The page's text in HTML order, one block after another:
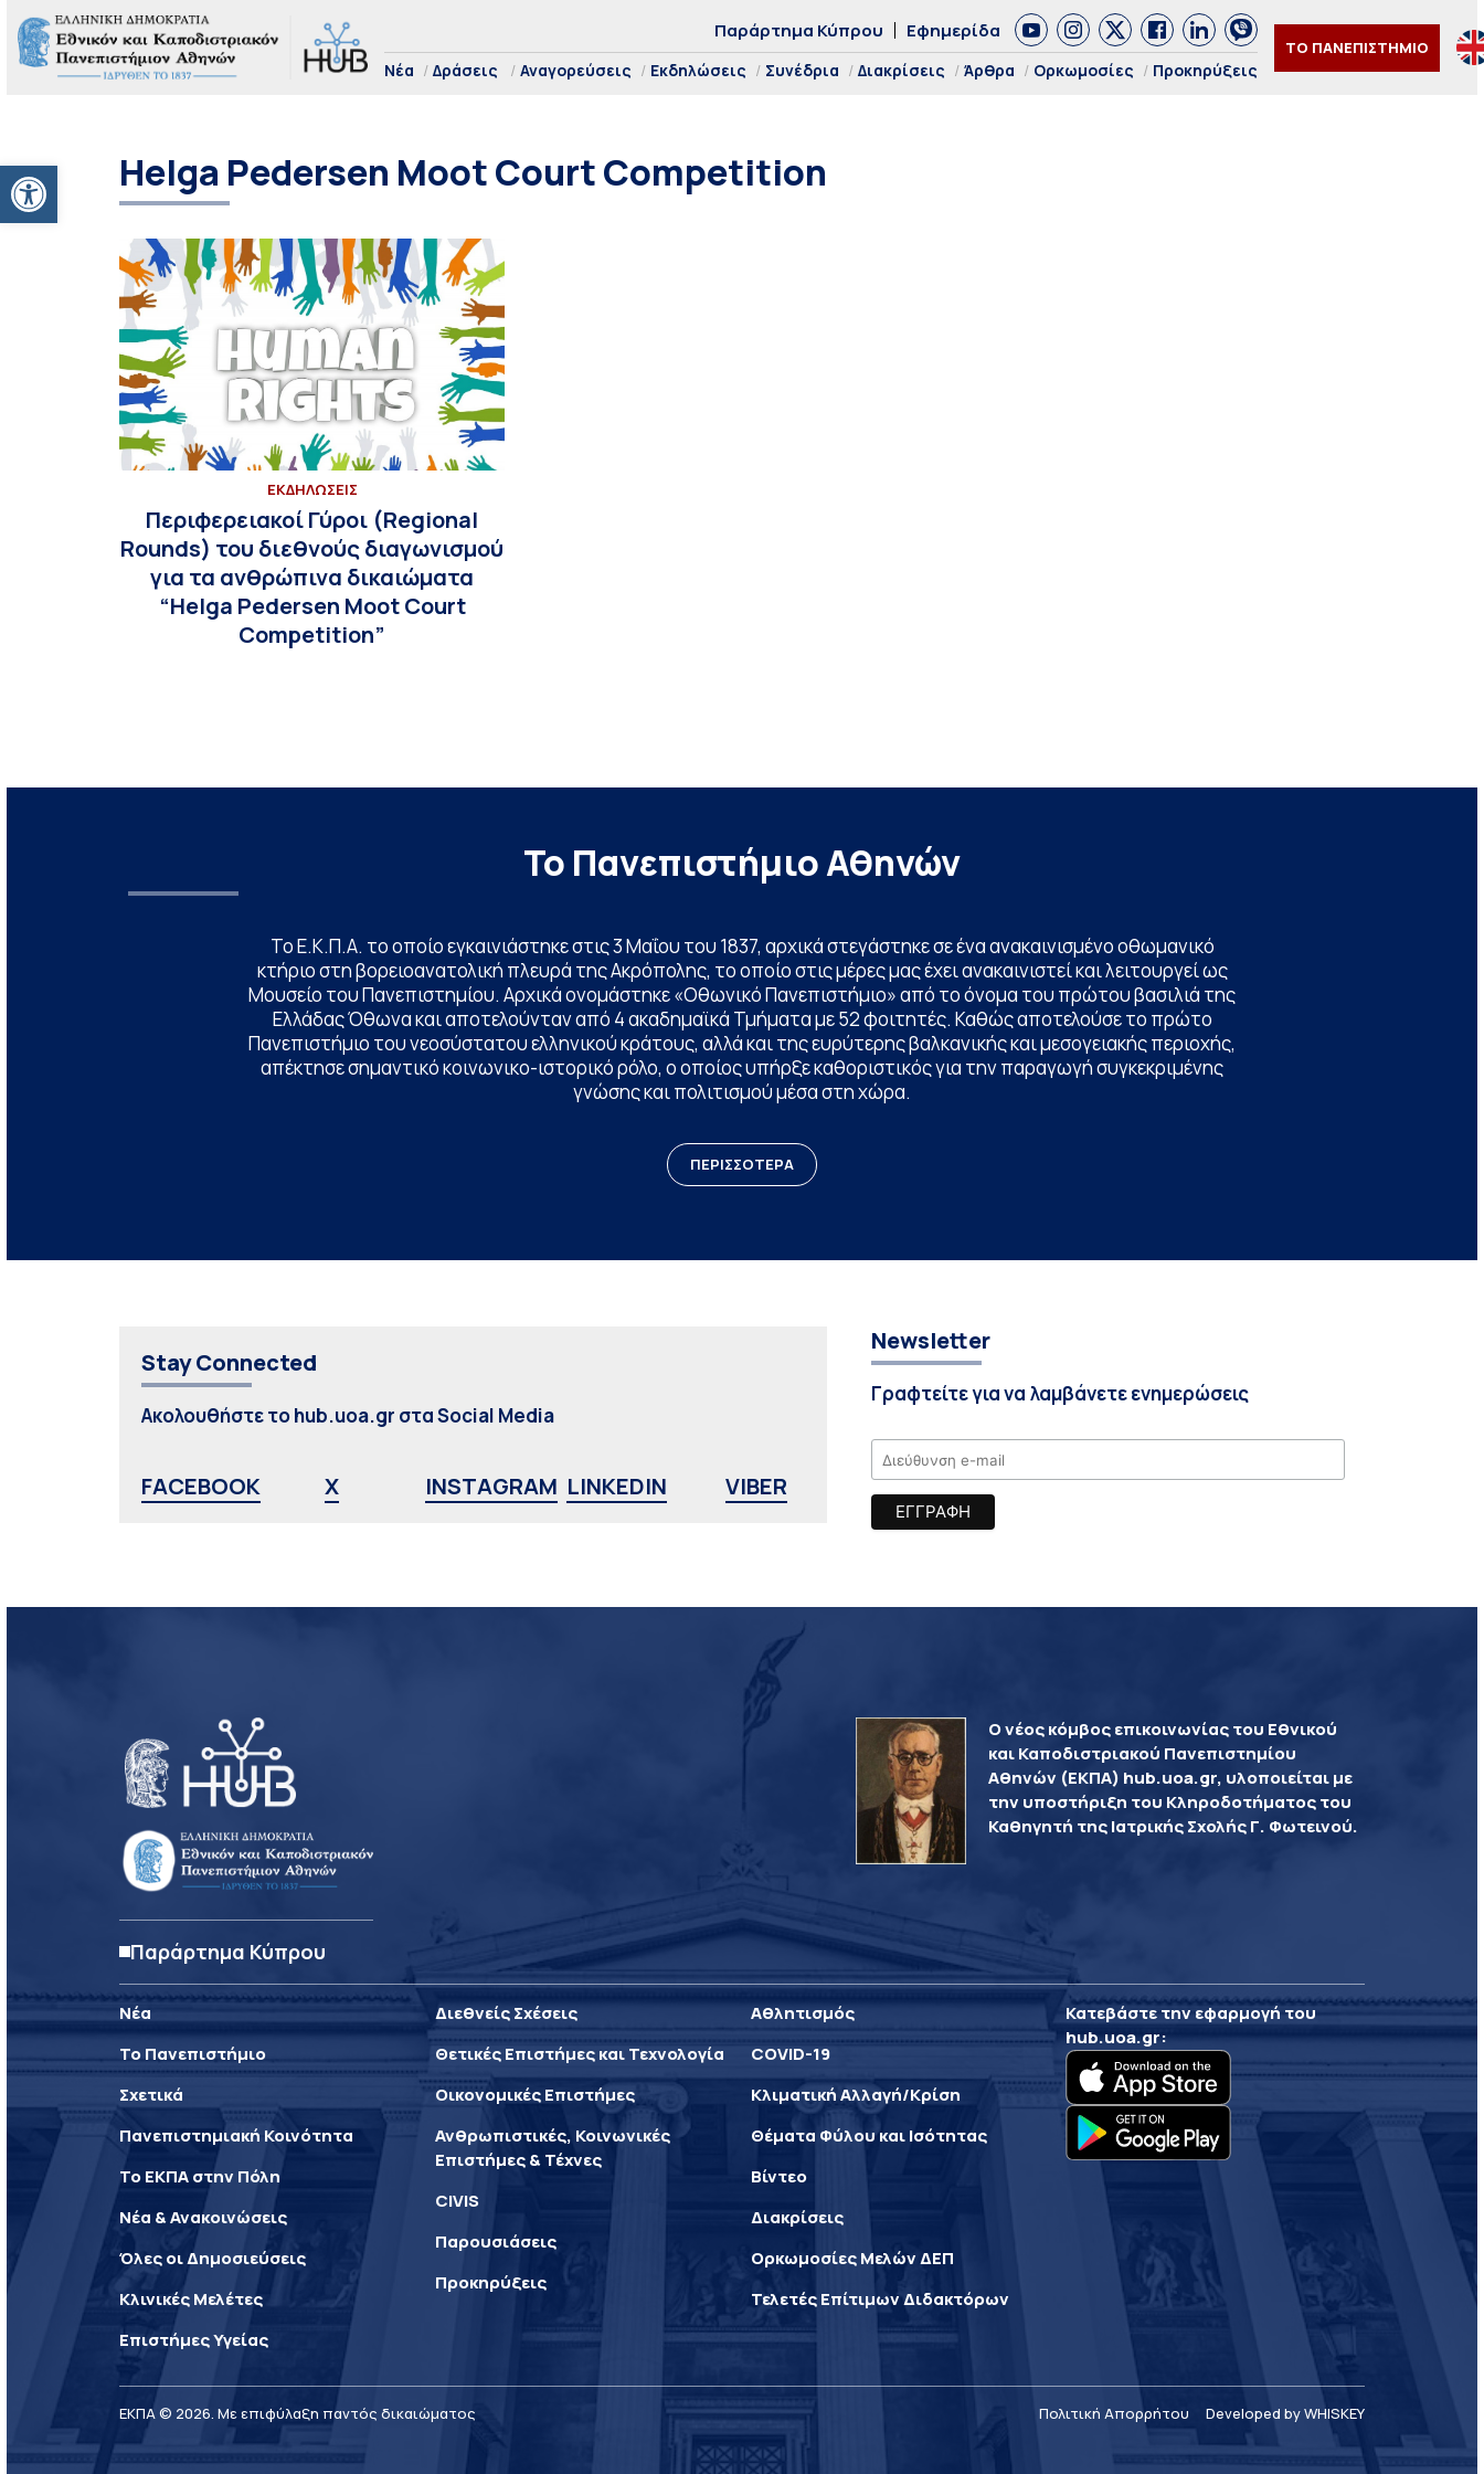
Ανοίξτε τη γραμμή εργαλείων
Παράρτημα Κύπρου Εφημερίδα
Νέα Δράσεις Αναγορεύσεις Εκδηλώσεις Συνέδρια Διακρίσεις Άρθρα Ορκωμοσίες Προκηρύξεις
ΤΟ ΠΑΝΕΠΙΣΤΗΜΙΟ
Helga Pedersen Moot Court Competition
ΕΚΔΗΛΩΣΕΙΣ
Περιφερειακοί Γύροι (Regional
Rounds) του διεθνούς διαγωνισμού
για τα ανθρώπινα δικαιώματα
“Helga Pedersen Moot Court
Competition”
Το Πανεπιστήμιο Αθηνών
Το Ε.Κ.Π.Α. το οποίο εγκαινιάστηκε στις 3 Μαΐου του 1837, αρχικά στεγάστηκε σε ένα ανακαινισμένο οθωμανικό
κτήριο στη βορειοανατολική πλευρά της Ακρόπολης, το οποίο στις μέρες μας έχει ανακαινιστεί και λειτουργεί ως
Μουσείο του Πανεπιστημίου. Αρχικά ονομάστηκε «Οθωνικό Πανεπιστήμιο» από το όνομα του πρώτου βασιλιά της
Ελλάδας Όθωνα και αποτελούνταν από 4 ακαδημαϊκά Τμήματα με 52 φοιτητές. Καθώς αποτελούσε το πρώτο
Πανεπιστήμιο του νεοσύστατου ελληνικού κράτους, αλλά και της ευρύτερης βαλκανικής και μεσογειακής περιοχής,
απέκτησε σημαντικό κοινωνικο-ιστορικό ρόλο, ο οποίος υπήρξε καθοριστικός για την παραγωγή συγκεκριμένης
γνώσης και πολιτισμού μέσα στη χώρα.
ΠΕΡΙΣΣΟΤΕΡΑ
Stay Connected
Ακολουθήστε το hub.uoa.gr στα Social Media
FACEBOOK X INSTAGRAM LINKEDIN VIBER
Newsletter
Γραφτείτε για να λαμβάνετε ενημερώσεις
Παράρτημα Κύπρου
Ο νέος κόμβος επικοινωνίας του Εθνικού
και Καποδιστριακού Πανεπιστημίου
Αθηνών (ΕΚΠΑ) hub.uoa.gr, υλοποιείται με
την υποστήριξη του Κληροδοτήματος του
Καθηγητή της Ιατρικής Σχολής Γ. Φωτεινού.
Νέα
Το Πανεπιστήμιο
Σχετικά
Πανεπιστημιακή Κοινότητα
Το ΕΚΠΑ στην Πόλη
Νέα & Ανακοινώσεις
Όλες οι Δημοσιεύσεις
Κλινικές Μελέτες
Επιστήμες Υγείας
Διεθνείς Σχέσεις
Θετικές Επιστήμες και Τεχνολογία
Οικονομικές Επιστήμες
Ανθρωπιστικές, Κοινωνικές
Επιστήμες & Τέχνες
CIVIS
Παρουσιάσεις
Προκηρύξεις
Αθλητισμός
COVID-19
Κλιματική Αλλαγή/Κρίση
Θέματα Φύλου και Ισότητας
Βίντεο
Διακρίσεις
Ορκωμοσίες Μελών ΔΕΠ
Τελετές Επίτιμων Διδακτόρων
Κατεβάστε την εφαρμογή του
hub.uoa.gr:
ΕΚΠΑ © 2026. Με επιφύλαξη παντός δικαιώματος Πολιτική Απορρήτου Developed by WHISKEY